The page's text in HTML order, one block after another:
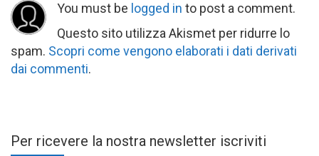
You must be logged in to post a comment.
Questo sito utilizza Akismet per ridurre lo
spam. Scopri come vengono elaborati i dati derivati
dai commenti.
Per ricevere la nostra newsletter iscriviti